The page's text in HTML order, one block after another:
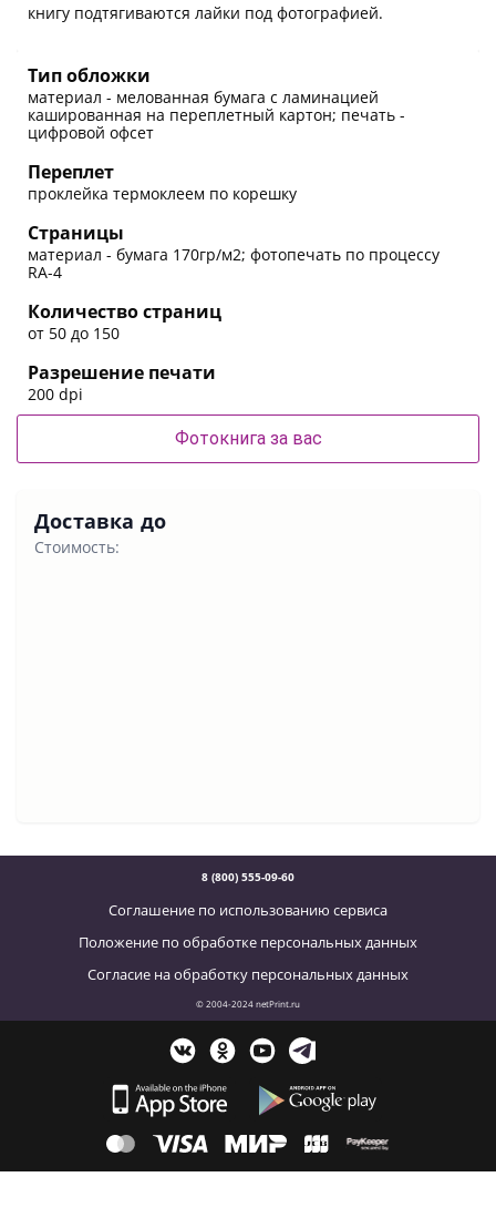
книгу подтягиваются лайки под фотографией.
Тип обложки
материал - мелованная бумага с ламинацией
кашированная на переплетный картон; печать -
цифровой офсет
Переплет
проклейка термоклеем по корешку
Страницы
материал - бумага 170гр/м2; фотопечать по процессу
RA-4
Количество страниц
от 50 до 150
Разрешение печати
200 dpi
Фотокнига за вас
Доставка до
Стоимость:
8 (800) 555-09-60
Соглашение по использованию сервиса
Положение по обработке персональных данных
Согласие на обработку персональных данных
© 2004-2024 netPrint.ru